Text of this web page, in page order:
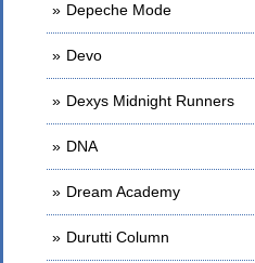
Depeche Mode
Devo
Dexys Midnight Runners
DNA
Dream Academy
Durutti Column